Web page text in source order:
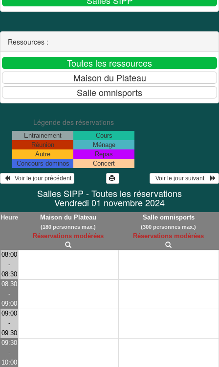
Ressources :
Légende des réservations
Entrainement
Cours
Réunion
Ménage
Autre
Repas
Concours dominos
Concert
   Voir le jour précédent
  Voir le jour suivant
Salles SIPP - Toutes les réservations
Vendredi 01 novembre 2024
Heure Maison du Plateau
(180 personnes max.)
Réservations modérées
Salle omnisports
(300 personnes max.)
Réservations modérées
08:00
-
08:30
08:30
-
09:00
09:00
-
09:30
09:30
-
10:00